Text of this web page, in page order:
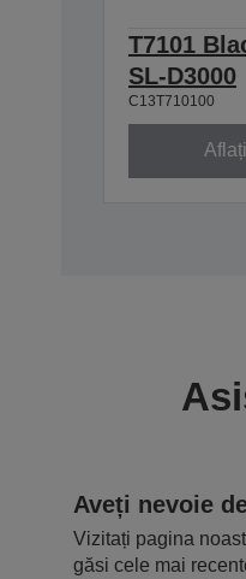
T7101
SL-D3000
C13T710100
Aveți nevoie
Vizitați pagina
găsi cele mai